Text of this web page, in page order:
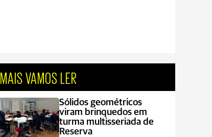
MAIS VAMOS LER
Sólidos geométricos
viram brinquedos em
turma multisseriada de
Reserva